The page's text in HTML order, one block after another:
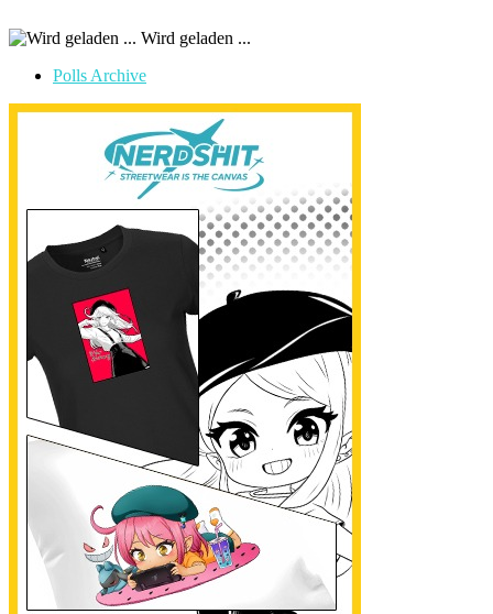
Wird geladen ...
Polls Archive